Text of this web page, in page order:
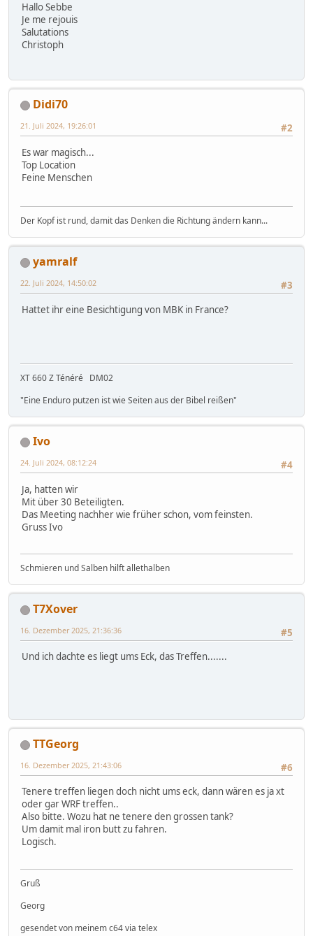
Hallo Sebbe
Je me rejouis
Salutations
Christoph
Didi70
#2
21. Juli 2024, 19:26:01
Es war magisch...
Top Location
Feine Menschen
Der Kopf ist rund, damit das Denken die Richtung ändern kann...
yamralf
#3
22. Juli 2024, 14:50:02
Hattet ihr eine Besichtigung von MBK in France?
XT 660 Z Ténéré DM02
"Eine Enduro putzen ist wie Seiten aus der Bibel reißen"
Ivo
#4
24. Juli 2024, 08:12:24
Ja, hatten wir
Mit über 30 Beteiligten.
Das Meeting nachher wie früher schon, vom feinsten.
Gruss Ivo
Schmieren und Salben hilft allethalben
T7Xover
#5
16. Dezember 2025, 21:36:36
Und ich dachte es liegt ums Eck, das Treffen.......
TTGeorg
#6
16. Dezember 2025, 21:43:06
Tenere treffen liegen doch nicht ums eck, dann wären es ja xt
oder gar WRF treffen..
Also bitte. Wozu hat ne tenere den grossen tank?
Um damit mal iron butt zu fahren.
Logisch.
Gruß
Georg
gesendet von meinem c64 via telex